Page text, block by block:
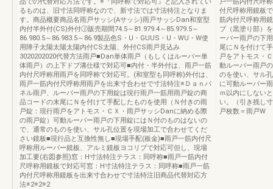
るものは、旧寸法同呼称なので、新寸法では寸法特注となりま
す。商品概要商品名雨戸サッシ(Aサッシ)雨戸サッシDan和室型
内付半外付(CS)外付Ⓙ販売期間74.5～81.979.4～85.979.5～
86.980.5～86.983.5～86.9製品色S・U・GUUS・U・WU・W使
用障子太陽太陽太陽内付CS太陽、外付CS雨戸見込み
3020202020代替方法雨戸■Dan単体雨戸（もしくはルーバー単
体雨戸）の上下ドブ溝仕様で対応可■内付・半外付は、雨戸一筋
内付尺呼称用雨戸を同呼称で対応可。(和室型も同呼称)外付は、
雨戸一筋内付尺呼称用雨戸を出来寸合わせで寸法特注※Ｄａｎパ
ネル雨戸、ルーバー雨戸の下用錠は現行雨戸一筋用雨戸錠の商
品コードの末尾にＮを付けて手配したものを使用（Ｎ付きの雨
戸錠：現行雨戸をアトモス・ＣＸ・雨戸サッシDanに納める際
の雨戸錠）可動ルーバー雨戸の下用錠にはＮ付のものはないの
で、通常のものを使い、サル孔位置を現場加工で合わせてくだ
さい鏡板■現行品と互換性無し■現場手配(板金)■雨戸一筋内付尺
呼称用ルーバー鏡板、アルミ鏡板ヨコリブで対応可但し、現場
加工要(右図参照)窓：H寸法特注テラス：同呼称■雨戸一筋内付
尺呼称用鏡板で対応可窓：H寸法特注テラス：同呼称■雨戸一筋
内付尺呼称用鏡板を出来寸合わせで寸法特注旧商品代替対応方
法※2※2※2
付尺呼称用鏡板
筋内付尺呼称用
ブ（黒塗り部）
ーバー雨戸の下
尾にＮを付けて
戸をアトモス・
動ルーバー雨戸
のを使い、サル
に可動ルーバー
ｍ以内にしない
い。（引き残し
戸枚数＝雨戸W